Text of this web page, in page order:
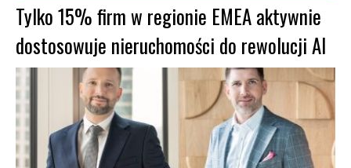
Tylko 15% firm w regionie EMEA aktywnie
dostosowuje nieruchomości do rewolucji AI